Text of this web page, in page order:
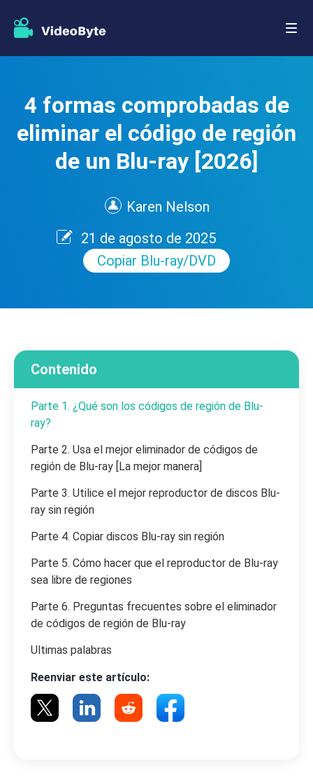
4 formas comprobadas de
eliminar el código de región
de un Blu-ray [2026]
Karen Nelson
21 de agosto de 2025
Copiar Blu-ray/DVD
Contenido
Parte 1. ¿Qué son los códigos de región de Blu-
ray?
Parte 2. Usa el mejor eliminador de códigos de
región de Blu-ray [La mejor manera]
Parte 3. Utilice el mejor reproductor de discos Blu-
ray sin región
Parte 4. Copiar discos Blu-ray sin región
Parte 5. Cómo hacer que el reproductor de Blu-ray
sea libre de regiones
Parte 6. Preguntas frecuentes sobre el eliminador
de códigos de región de Blu-ray
Ultimas palabras
Reenviar este artículo: